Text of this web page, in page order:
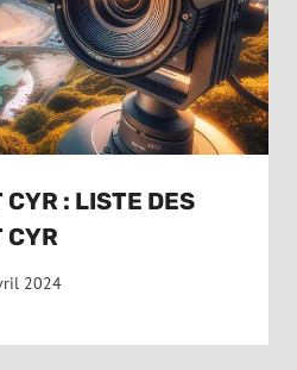
: LISTE DES
CYR
2024